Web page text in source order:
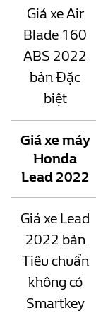
Giá xe Air
Blade 160
ABS 2022
bản Đặc
biệt
Giá xe máy
Honda
Lead 2022
Giá xe Lead
2022 bản
Tiêu chuẩn
không có
Smartkey